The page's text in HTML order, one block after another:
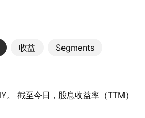
收益 Segments
截至今日，股息收益率（TTM）